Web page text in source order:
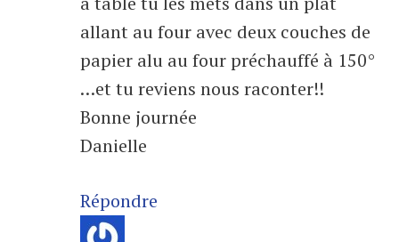
allant au four avec deux couches de
papier alu au four préchauffé à 150°
…et tu reviens nous raconter!!
Bonne journée
Danielle
Répondre